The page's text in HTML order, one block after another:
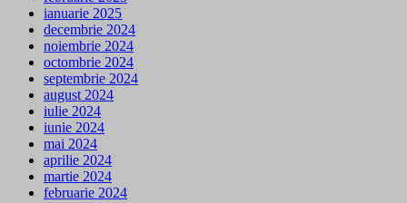
ianuarie 2025
decembrie 2024
noiembrie 2024
octombrie 2024
septembrie 2024
august 2024
iulie 2024
iunie 2024
mai 2024
aprilie 2024
martie 2024
februarie 2024